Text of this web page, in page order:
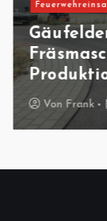
Von Frank